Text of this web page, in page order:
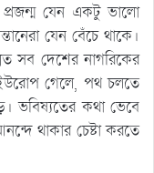
যেন একটু ভালো
যেন বেঁচে থাকে।
সব দেশের নাগরিকের
গেলে, পথ চলতে
ভবিষ্যতের কথা ভেবে
থাকার চেষ্টা করতে